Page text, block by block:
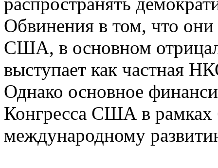
Обвинения в том, что они
США, в основном
выступает как частная
Однако основное
Конгресса США в
международному